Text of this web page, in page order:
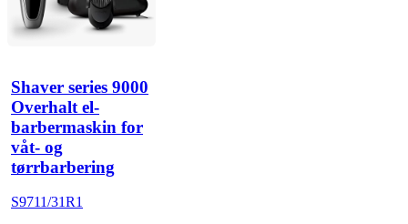
Shaver series 9000
Overhalt el-
barbermaskin for
våt- og
tørrbarbering
S9711/31R1